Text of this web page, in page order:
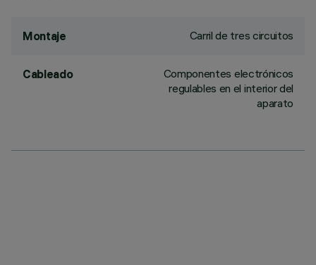
Montaje Carril de tres circuitos
Cableado
Componentes electrónicos
regulables en el interior del
aparato